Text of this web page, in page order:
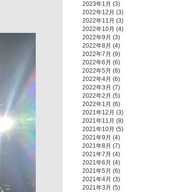
2023年1月 (3)
2022年12月 (3)
2022年11月 (3)
2022年10月 (4)
2022年9月 (3)
2022年8月 (4)
2022年7月 (9)
2022年6月 (6)
2022年5月 (8)
2022年4月 (6)
2022年3月 (7)
2022年2月 (5)
2022年1月 (6)
2021年12月 (3)
2021年11月 (8)
2021年10月 (5)
2021年9月 (4)
2021年8月 (7)
2021年7月 (4)
2021年6月 (4)
2021年5月 (6)
2021年4月 (3)
2021年3月 (5)